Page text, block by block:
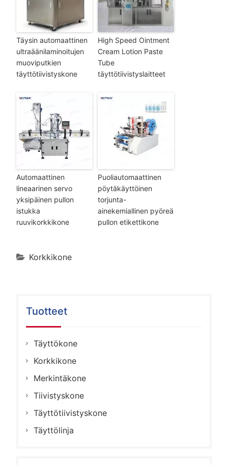
Täysin automaattinen
ultraäänilaminoitujen
muoviputkien
täyttötiivistyskone
High Speed Ointment
Cream Lotion Paste
Tube
täyttötiivistyslaitteet
Automaattinen
lineaarinen servo
yksipäinen pullon
istukka
ruuvikorkkikone
Puoliautomaattinen
pöytäkäyttöinen
torjunta-
ainekemiallinen pyöreä
pullon etikettikone
Korkkikone
Tuotteet
Täyttökone
Korkkikone
Merkintäkone
Tiivistyskone
Täyttötiivistyskone
Täyttölinja